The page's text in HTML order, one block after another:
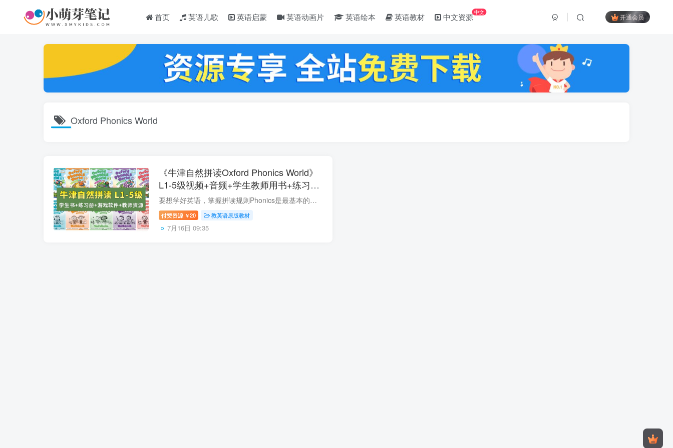
首页 英语儿歌 英语启蒙 英语动画片 英语绘本 英语教材 中文资源中文
开通会员
Oxford Phonics World
《牛津自然拼读Oxford Phonics World》
L1-5级视频+音频+学生教师用书+练习册
+游戏软件+白板课件，百度云网盘下
载！
要想学好英语，掌握拼读规则Phonics是最基本的要求。 所以今天给大家推荐的，是源于牛津出版社的Oxford Phonics World的自然拼读教材。 这套牛津自然拼读世界教材，可以被称之为全球最好的自然...
付费资源 ￥20 教英语原版教材
7月16日 09:35